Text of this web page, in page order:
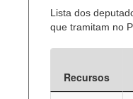
Planejamento
Catálogo de dados
Deputados Estaduais
Lista dos
que tramitam no
Recursos